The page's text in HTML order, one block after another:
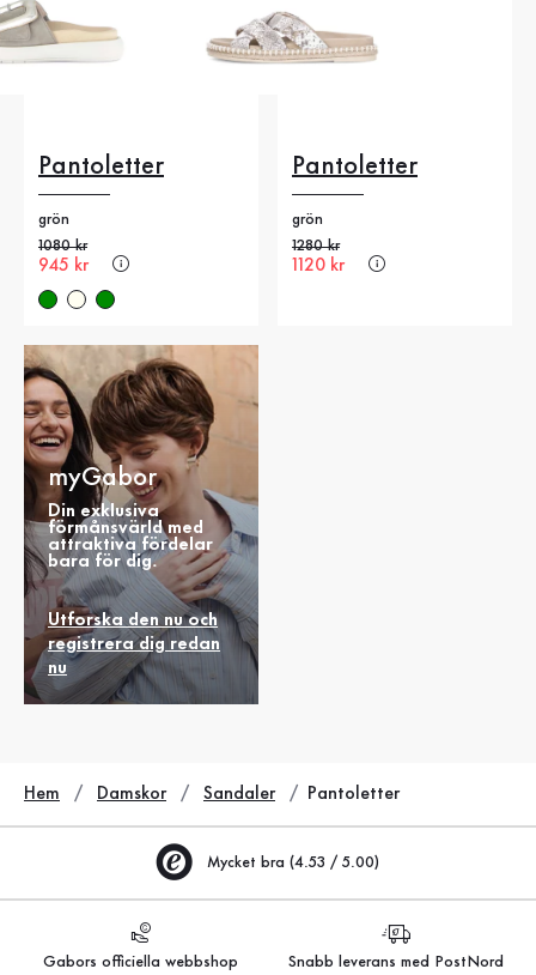
Pantoletter
grön
Gammalt pris
1080 kr
Nytt pris
945 kr
Pantoletter
grön
Gammalt pris
1280 kr
Nytt pris
1120 kr
myGabor
Din exklusiva
förmånsvärld med
attraktiva fördelar
bara för dig.
Utforska den nu och
registrera dig redan
nu
Hem Damskor Sandaler Pantoletter
Mycket bra (4.53 / 5.00)
Gabors officiella webbshop Snabb leverans med PostNord